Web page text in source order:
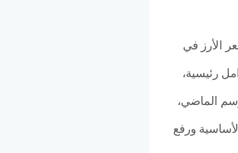
الأرز في
رئيسية،
الماضي،
ورفع